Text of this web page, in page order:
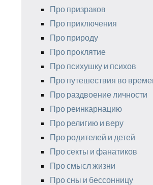
Про призраков
Про приключения
Про природу
Про проклятие
Про психушку и психов
Про путешествия во
Про раздвоение личности
Про реинкарнацию
Про религию и веру
Про родителей и детей
Про секты и фанатиков
Про смысл жизни
Про сны и бессонницу